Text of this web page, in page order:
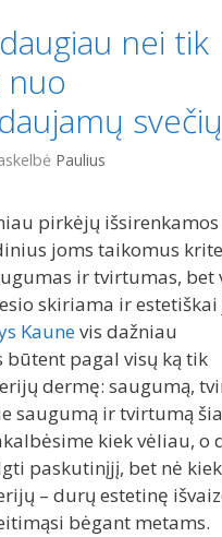
nei tik
nuo
svečių
Paulius
pirkėjų
joms taikomus
ir tvirtumas, bet
skiriama ir estetiškai
Kaunevis dažniau
būtent pagal visų ką tik
dermę: saugumą,
saugumą ir tvirtumą
kiek vėliau, o
paskutinįjį, bet nė
– durų estetinę
bėgant metams.